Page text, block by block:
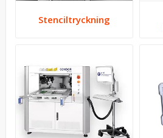
S­t­e­n­c­i­l­t­r­y­c­k­n­i­n­g